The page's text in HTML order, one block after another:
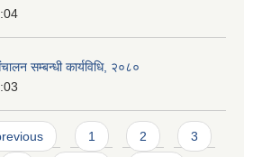
सम्बन्धी कार्यविधि, २०८०
1 2 3